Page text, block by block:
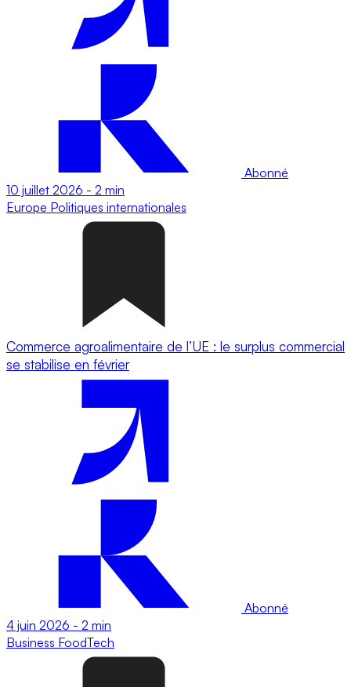
Abonné
10 juillet 2026 - 2 min
Europe Politiques internationales
Commerce agroalimentaire de l’UE : le surplus commercial
se stabilise en février
Abonné
4 juin 2026 - 2 min
Business FoodTech